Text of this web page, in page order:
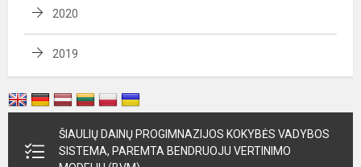
2020
2019
ŠIAULIŲ DAINŲ PROGIMNAZIJOS KOKYBĖS VADYBOS
SISTEMA, PAREMTA BENDRUOJU VERTINIMO